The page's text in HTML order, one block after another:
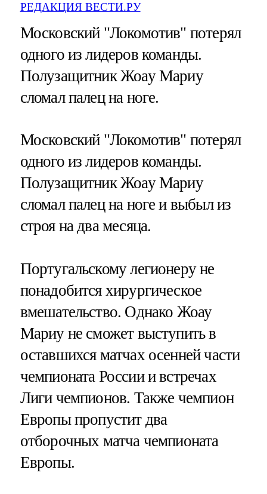
РЕДАКЦИЯ ВЕСТИ.РУ
Московский "Локомотив" потерял
одного из лидеров команды.
Полузащитник Жоау Мариу
сломал палец на ноге.
Московский "Локомотив" потерял
одного из лидеров команды.
Полузащитник Жоау Мариу
сломал палец на ноге и выбыл из
строя на два месяца.
Португальскому легионеру не
понадобится хирургическое
вмешательство. Однако Жоау
Мариу не сможет выступить в
оставшихся матчах осенней части
чемпионата России и встречах
Лиги чемпионов. Также чемпион
Европы пропустит два
отборочных матча чемпионата
Европы.